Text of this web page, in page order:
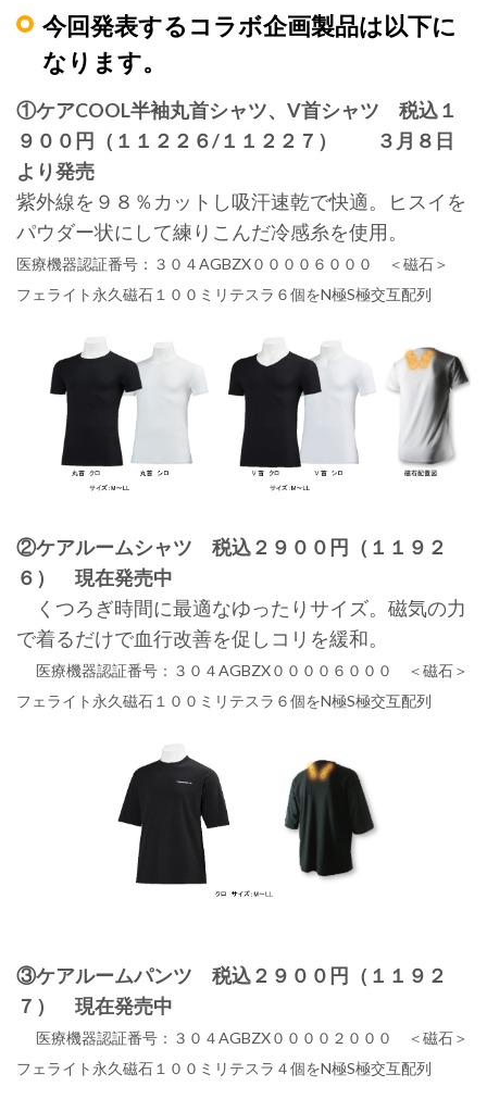
今回発表するコラボ企画製品は以下に
なります。
①ケアCOOL半袖丸首シャツ、V首シャツ 税込１
９００円（１１２２６/１１２２７） ３月８日
より発売
紫外線を９８％カットし吸汗速乾で快適。ヒスイを
パウダー状にして練りこんだ冷感糸を使用。
医療機器認証番号：３０４AGBZX００００６０００ ＜磁石＞
フェライト永久磁石１００ミリテスラ６個をN極S極交互配列
②ケアルームシャツ 税込２９００円（１１９２
６） 現在発売中
くつろぎ時間に最適なゆったりサイズ。磁気の力
で着るだけで血行改善を促しコリを緩和。
医療機器認証番号：３０４AGBZX００００６０００ ＜磁石＞
フェライト永久磁石１００ミリテスラ６個をN極S極交互配列
③ケアルームパンツ 税込２９００円（１１９２
７） 現在発売中
医療機器認証番号：３０４AGBZX００００２０００ ＜磁石＞
フェライト永久磁石１００ミリテスラ４個をN極S極交互配列